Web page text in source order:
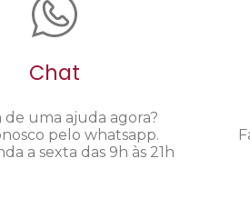
Chat
de uma ajuda agora?
pelo whatsapp.
a sexta das 9h às 21h